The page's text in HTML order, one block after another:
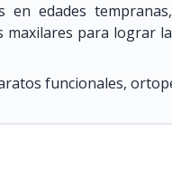
edades
para lograr
funcionales,